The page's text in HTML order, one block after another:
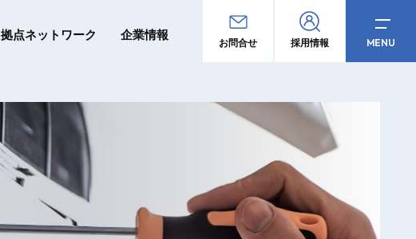
拠点ネットワーク 企業情報
お問合せ 採用情報 MENU